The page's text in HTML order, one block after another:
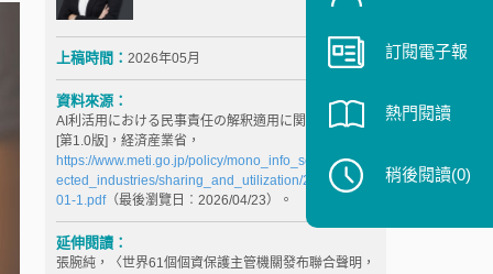
上稿時間： 2026年05月
資料來源：
AI利活用における民事責任の解釈適用に関する手引き
[第1.0版]，経済産業省，
https://www.meti.go.jp/policy/mono_info_service/conn
ected_industries/sharing_and_utilization/202604090
01-1.pdf（最後瀏覽日︰2026/04/23）。
延伸閱讀：
張腕純，〈世界61個個資保護主管機關發布聯合聲明，
訂閱電子報
熱門閱讀
稍後閱讀(0)